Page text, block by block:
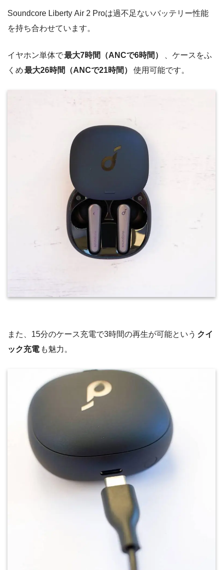
Soundcore Liberty Air 2 Proは過不足ないバッテリー性能
を持ち合わせています。
イヤホン単体で最大7時間（ANCで6時間）
、ケースをふ
くめ最大26時間（ANCで21時間） 使用可能です。
また、15分のケース充電で3時間の再生が可能という クイ
ック充電 も魅力。